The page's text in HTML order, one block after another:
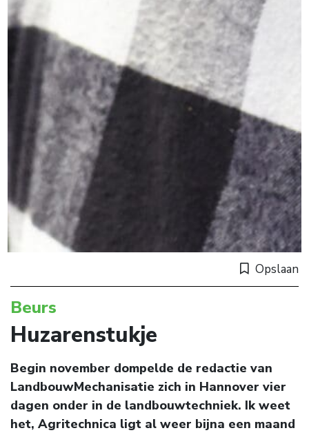
Opslaan
Beurs
Huzarenstukje
Begin november dompelde de redactie van
LandbouwMechanisatie zich in Hannover vier
dagen onder in de landbouwtechniek. Ik weet
het, Agritechnica ligt al weer bijna een maand